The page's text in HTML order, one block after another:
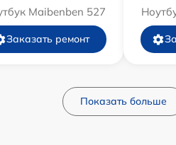
Maibenben 527
Заказать ремонт
Показать больше